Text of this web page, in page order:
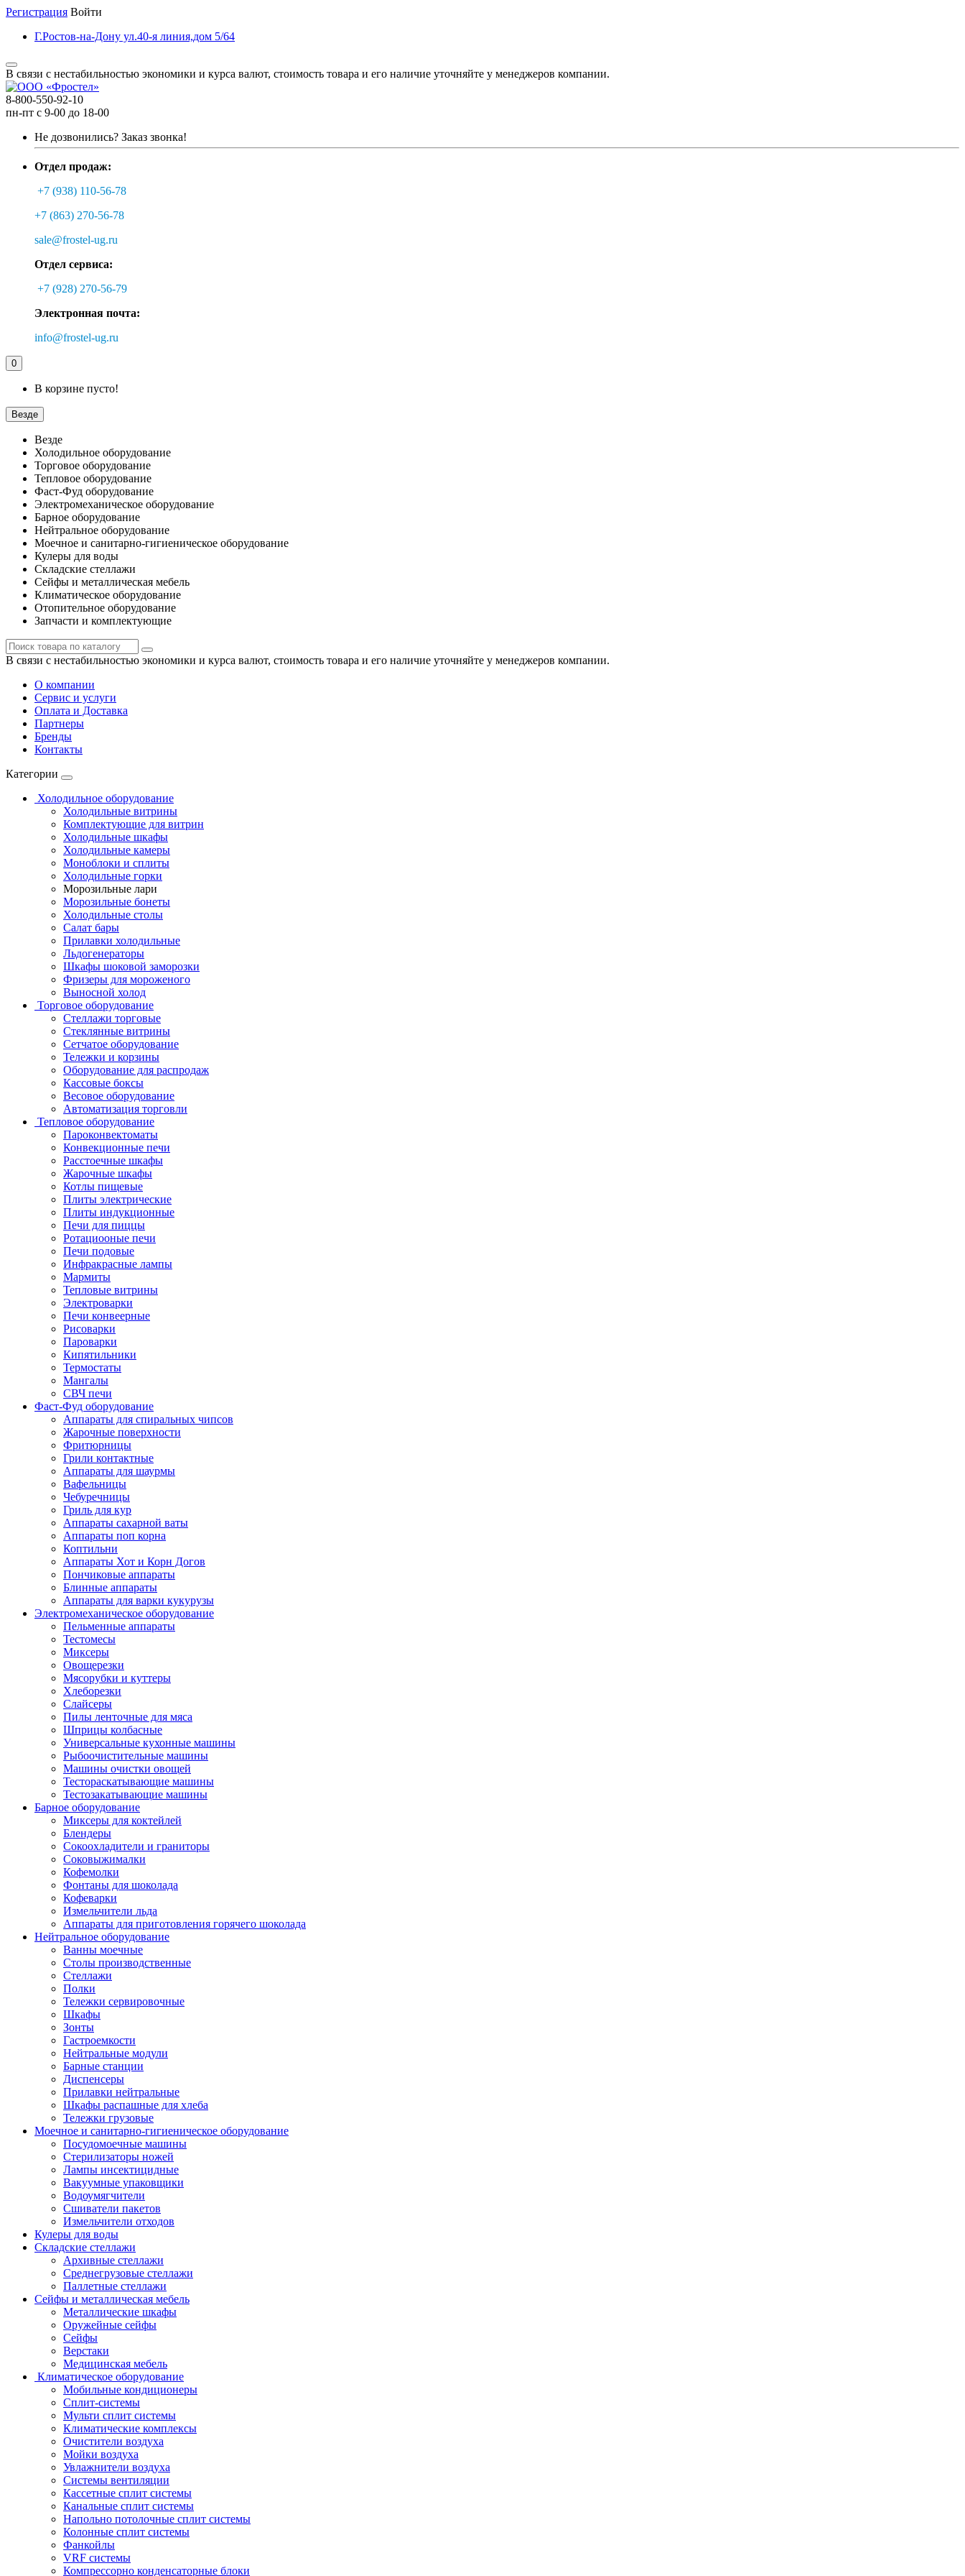
Регистрация Войти
Г.Ростов-на-Дону ул.40-я линия,дом 5/64
В связи с нестабильностью экономики и курса валют, стоимость товара и его наличие уточняйте у менеджеров компании.
8-800-550-92-10
пн-пт с 9-00 до 18-00
Не дозвонились? Заказ звонка!
Отдел продаж:
+7 (938) 110-56-78
+7 (863) 270-56-78
sale@frostel-ug.ru
Отдел сервиса:
+7 (928) 270-56-79
Электронная почта:
info@frostel-ug.ru
0
В корзине пусто!
Везде
Везде
Холодильное оборудование
Торговое оборудование
Тепловое оборудование
Фаст-Фуд оборудование
Электромеханическое оборудование
Барное оборудование
Нейтральное оборудование
Моечное и санитарно-гигиеническое оборудование
Кулеры для воды
Складские стеллажи
Сейфы и металлическая мебель
Климатическое оборудование
Отопительное оборудование
Запчасти и комплектующие
В связи с нестабильностью экономики и курса валют, стоимость товара и его наличие уточняйте у менеджеров компании.
О компании
Сервис и услуги
Оплата и Доставка
Партнеры
Бренды
Контакты
Категории
Холодильное оборудование
Холодильные витрины
Комплектующие для витрин
Холодильные шкафы
Холодильные камеры
Моноблоки и сплиты
Холодильные горки
Морозильные лари
Морозильные бонеты
Холодильные столы
Салат бары
Прилавки холодильные
Льдогенераторы
Шкафы шоковой заморозки
Фризеры для мороженого
Выносной холод
Торговое оборудование
Стеллажи торговые
Стеклянные витрины
Сетчатое оборудование
Тележки и корзины
Оборудование для распродаж
Кассовые боксы
Весовое оборудование
Автоматизация торговли
Тепловое оборудование
Пароконвектоматы
Конвекционные печи
Расстоечные шкафы
Жарочные шкафы
Котлы пищевые
Плиты электрические
Плиты индукционные
Печи для пиццы
Ротациооные печи
Печи подовые
Инфракрасные лампы
Мармиты
Тепловые витрины
Электроварки
Печи конвеерные
Рисоварки
Пароварки
Кипятильники
Термостаты
Мангалы
СВЧ печи
Фаст-Фуд оборудование
Аппараты для спиральных чипсов
Жарочные поверхности
Фритюрницы
Грили контактные
Аппараты для шаурмы
Вафельницы
Чебуречницы
Гриль для кур
Аппараты сахарной ваты
Аппараты поп корна
Коптильни
Аппараты Хот и Корн Догов
Пончиковые аппараты
Блинные аппараты
Аппараты для варки кукурузы
Электромеханическое оборудование
Пельменные аппараты
Тестомесы
Миксеры
Овощерезки
Мясорубки и куттеры
Хлеборезки
Слайсеры
Пилы ленточные для мяса
Шприцы колбасные
Универсальные кухонные машины
Рыбоочистительные машины
Машины очистки овощей
Тестораскатывающие машины
Тестозакатывающие машины
Барное оборудование
Миксеры для коктейлей
Блендеры
Сокоохладители и граниторы
Соковыжималки
Кофемолки
Фонтаны для шоколада
Кофеварки
Измельчители льда
Аппараты для приготовления горячего шоколада
Нейтральное оборудование
Ванны моечные
Столы производственные
Стеллажи
Полки
Тележки сервировочные
Шкафы
Зонты
Гастроемкости
Нейтральные модули
Барные станции
Диспенсеры
Прилавки нейтральные
Шкафы распашные для хлеба
Тележки грузовые
Моечное и санитарно-гигиеническое оборудование
Посудомоечные машины
Стерилизаторы ножей
Лампы инсектицидные
Вакуумные упаковщики
Водоумягчители
Сшиватели пакетов
Измельчители отходов
Кулеры для воды
Складские стеллажи
Архивные стеллажи
Среднегрузовые стеллажи
Паллетные стеллажи
Сейфы и металлическая мебель
Металлические шкафы
Оружейные сейфы
Сейфы
Верстаки
Медицинская мебель
Климатическое оборудование
Мобильные кондиционеры
Сплит-системы
Мульти сплит системы
Климатические комплексы
Очистители воздуха
Мойки воздуха
Увлажнители воздуха
Системы вентиляции
Кассетные сплит системы
Канальные сплит системы
Напольно потолочные сплит системы
Колонные сплит системы
Фанкойлы
VRF системы
Компрессорно конденсаторные блоки